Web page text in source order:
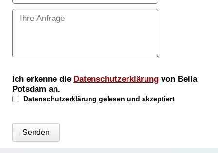
Ich erkenne die Datenschutzerklärung von Bella
Potsdam an.
Datenschutzerklärung gelesen und akzeptiert